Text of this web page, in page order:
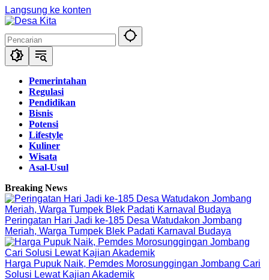
Langsung ke konten
Pemerintahan
Regulasi
Pendidikan
Bisnis
Potensi
Lifestyle
Kuliner
Wisata
Asal-Usul
Breaking News
Peringatan Hari Jadi ke-185 Desa Watudakon Jombang
Meriah, Warga Tumpek Blek Padati Karnaval Budaya
Harga Pupuk Naik, Pemdes Morosunggingan Jombang Cari
Solusi Lewat Kajian Akademik